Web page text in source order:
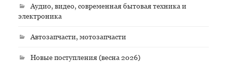
Аудио, видео, современная бытовая техника и
электроника
Автозапчасти, мотозапчасти
Новые поступления (весна 2026)